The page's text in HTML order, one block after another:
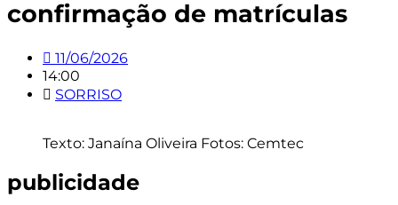
confirmação de matrículas
11/06/2026
14:00
SORRISO
Texto: Janaína Oliveira Fotos: Cemtec
publicidade